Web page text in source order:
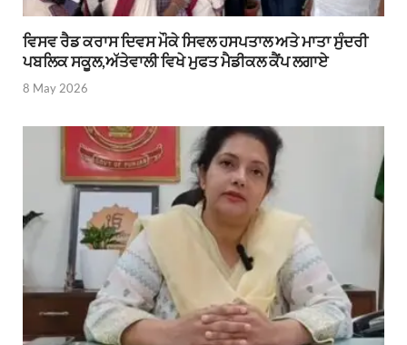
ਵਿਸਵ ਰੈਡ ਕਰਾਸ ਦਿਵਸ ਮੌਕੇ ਸਿਵਲ ਹਸਪਤਾਲ ਅਤੇ ਮਾਤਾ ਸੁੰਦਰੀ
ਪਬਲਿਕ ਸਕੂਲ,ਅੱਤੇਵਾਲੀ ਵਿਖੇ ਮੁਫਤ ਮੈਡੀਕਲ ਕੈਂਪ ਲਗਾਏ
8 May 2026